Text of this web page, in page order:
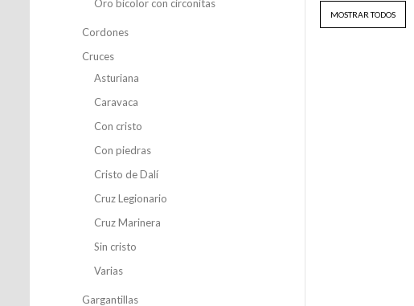
Oro bicolor con circonitas
Cordones
Cruces
Asturiana
Caravaca
Con cristo
Con piedras
Cristo de Dalí
Cruz Legionario
Cruz Marinera
Sin cristo
Varias
Gargantillas
MOSTRAR TODOS